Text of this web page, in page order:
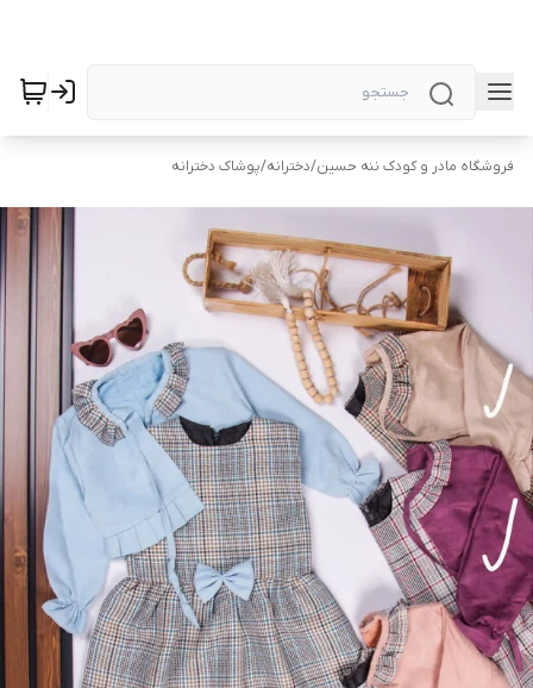
فروشگاه مادر و کودک ننه حسین/دخترانه/پوشاک دخترانه